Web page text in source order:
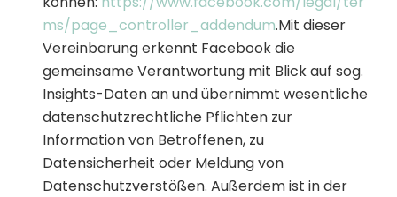
ms/page_controller_addendum.Mit dieser
Vereinbarung erkennt Facebook die
gemeinsame Verantwortung mit Blick auf sog.
Insights-Daten an und übernimmt wesentliche
datenschutzrechtliche Pflichten zur
Information von Betroffenen, zu
Datensicherheit oder Meldung von
Datenschutzverstößen. Außerdem ist in der